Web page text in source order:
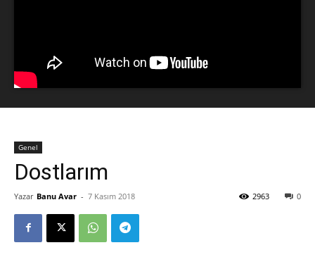
Genel
Dostlarım
Yazar Banu Avar - 7 Kasım 2018 0
2963